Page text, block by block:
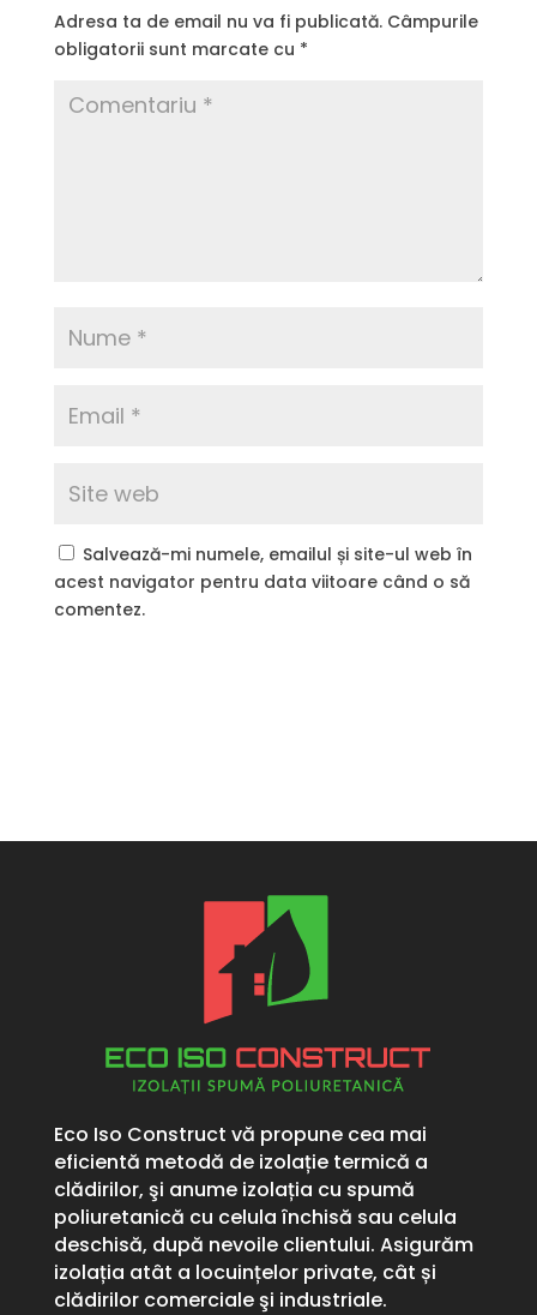
Adresa ta de email nu va fi publicată. Câmpurile
obligatorii sunt marcate cu *
Salvează-mi numele, emailul și site-ul web în
acest navigator pentru data viitoare când o să
comentez.
Eco Iso Construct vă propune cea mai
eficientă metodă de izolație termică a
clădirilor, şi anume izolația cu spumă
poliuretanică cu celula închisă sau celula
deschisă, după nevoile clientului. Asigurăm
izolația atât a locuințelor private, cât și
clădirilor comerciale şi industriale.